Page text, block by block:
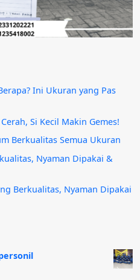
Ini Ukuran yang Pas
Si Kecil Makin Gemes!
Berkualitas Semua Ukuran
Nyaman Dipakai &
Berkualitas, Nyaman Dipakai